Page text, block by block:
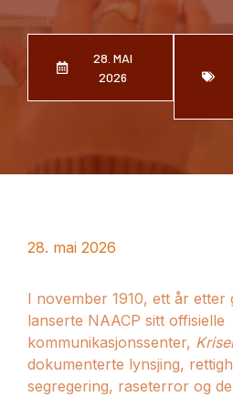
28. MAI
2026
28. mai 2026
I november 1910, ett år etter
lanserte NAACP sitt offisielle
kommunikasjonssenter,
dokumenterte lynsjing,
segregering, raseterror og